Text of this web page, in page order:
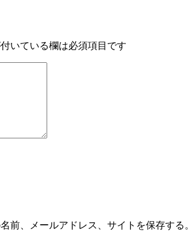
いている欄は必須項目です
前、メールアドレス、サイトを保存する。